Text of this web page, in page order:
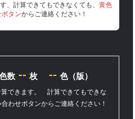
、計算できてもできなくても、 黄色
タンからご連絡ください！
数 -- 枚 -- 色（版）
算できます。 計算できてもできな
わせボタンからご連絡ください！